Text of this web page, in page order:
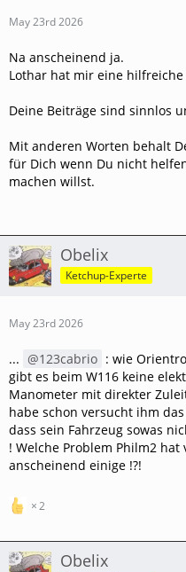
May 23rd 2026
Na anscheinend ja.
Lothar hat mir eine
Deine Beiträge sind sinnlos
Mit anderen Worten behalt
für Dich wenn Du nicht
machen willst.
Obelix
Ketchup-Experte
May 23rd 2026
... 123cabrio : wie
gibt es beim W116 keine
Manometer mit direkter
habe schon versucht ihm
dass sein Fahrzeug sowas
! Welche Problem Philm2
anscheinend einige !?!
2
Obelix